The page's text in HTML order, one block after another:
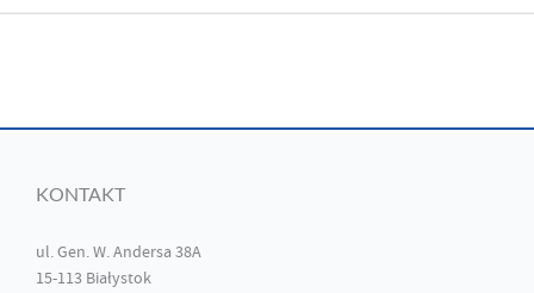
KONTAKT
ul. Gen. W. Andersa 38A
15-113 Białystok